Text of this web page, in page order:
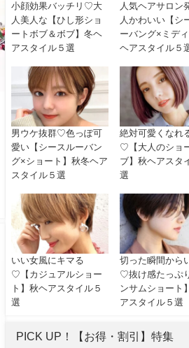
小顔効果バッチリ♡大
人美人な【ひし形ショ
ートボブ＆ボブ】冬ヘ
アスタイル５選
人気ヘアサロン
人かわいい【シ
ーバング×ミディ
ヘアスタイル５
男ウケ抜群♡色っぽ可
愛い【シースルーバン
グ×ショート】秋冬ヘア
スタイル５選
絶対可愛くなれ
♡【大人のショ
ブ】秋ヘアスタ
選
いい女風にキマる
♡【カジュアルショー
ト】秋ヘアスタイル５
選
切った瞬間から
♡抜け感たっぷ
ンサムショート
アスタイル５選
PICK UP！【お得・割引】特集